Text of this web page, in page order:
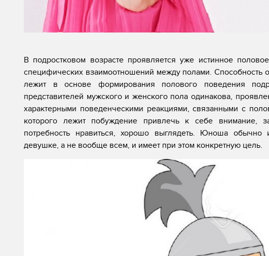
В подростковом возрасте проявляется уже истинное
специфических взаимоотношений между полами. Способность
лежит в основе формирования полового поведения
представителей мужского и женского пола одинакова,
характерными поведенческими реакциями, связанными с
которого лежит побуждение привлечь к себе внимание,
потребность нравиться, хорошо выглядеть. Юноша обычно
девушке, а не вообще всем, и имеет при этом конкретную цель.